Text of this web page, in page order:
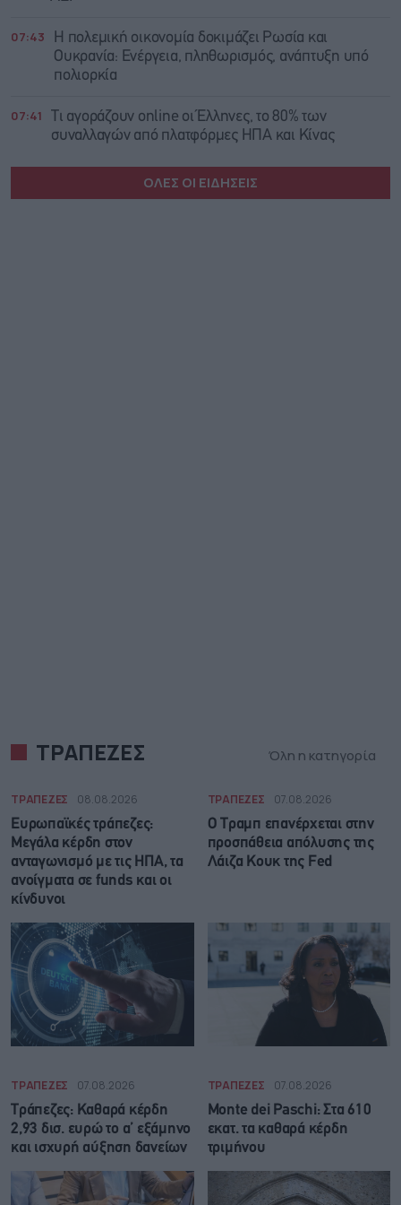
07:43
Η πολεμική οικονομία δοκιμάζει Ρωσία και
Ουκρανία: Ενέργεια, πληθωρισμός, ανάπτυξη υπό
πολιορκία
07:41
Τι αγοράζουν online οι Έλληνες, το 80% των
συναλλαγών από πλατφόρμες ΗΠΑ και Κίνας
ΟΛΕΣ ΟΙ ΕΙΔΗΣΕΙΣ
ΤΡΑΠΕΖΕΣ Όλη η κατηγορία
ΤΡΑΠΕΖΕΣ 08.08.2026
Ευρωπαϊκές τράπεζες:
Μεγάλα κέρδη στον
ανταγωνισμό με τις ΗΠΑ, τα
ανοίγματα σε funds και οι
κίνδυνοι
ΤΡΑΠΕΖΕΣ 07.08.2026
Ο Τραμπ επανέρχεται στην
προσπάθεια απόλυσης της
Λάιζα Κουκ της Fed
ΤΡΑΠΕΖΕΣ 07.08.2026
Τράπεζες: Καθαρά κέρδη
2,93 δισ. ευρώ το α’ εξάμηνο
και ισχυρή αύξηση δανείων
ΤΡΑΠΕΖΕΣ 07.08.2026
Monte dei Paschi: Στα 610
εκατ. τα καθαρά κέρδη
τριμήνου